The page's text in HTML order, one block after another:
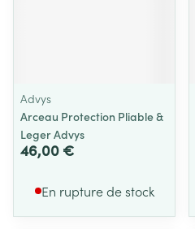
Advys
Arceau Protection Pliable &
Leger Advys
46,00 €
En rupture de stock